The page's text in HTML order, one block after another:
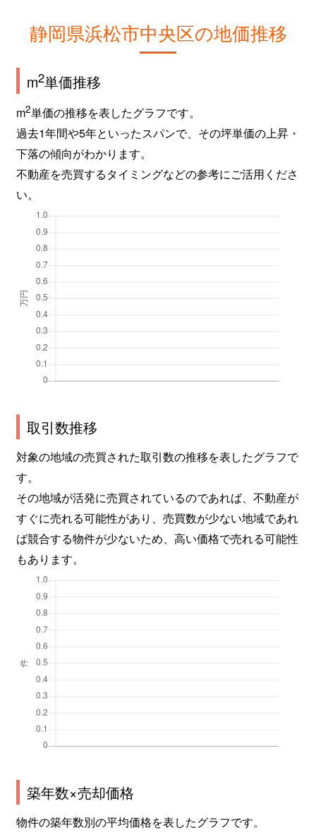
静岡県浜松市中央区の地価推移
m2単価推移
m2単価の推移を表したグラフです。
過去1年間や5年といったスパンで、その坪単価の上昇・
下落の傾向がわかります。
不動産を売買するタイミングなどの参考にご活用くださ
い。
取引数推移
対象の地域の売買された取引数の推移を表したグラフで
す。
その地域が活発に売買されているのであれば、不動産が
すぐに売れる可能性があり、売買数が少ない地域であれ
ば競合する物件が少ないため、高い価格で売れる可能性
もあります。
築年数×売却価格
物件の築年数別の平均価格を表したグラフです。